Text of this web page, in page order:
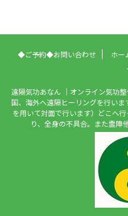
◆ご予約◆お問い合わせ ホー
遠隔気功あなん ｜オンライン気功
国、海外へ遠隔ヒーリングを行い
を用いて対面で行います）どこへ
り、全身の不具合。また霊障